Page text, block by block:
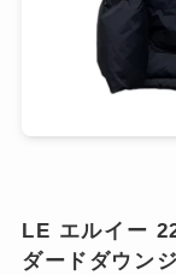
LE エルイー
ダードダウン